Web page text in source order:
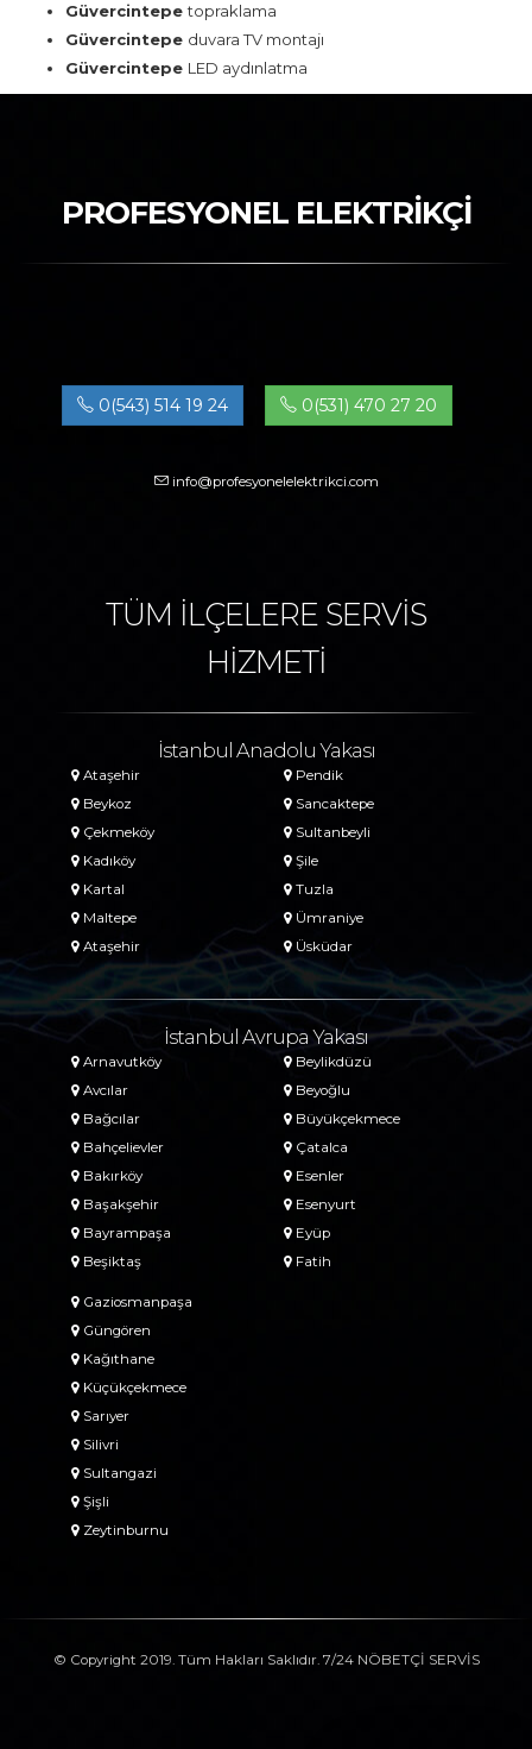
Güvercintepetopraklama
Güvercintepe duvara TV montajı
Güvercintepe LED aydınlatma
PROFESYONEL ELEKTRİKÇİ
0(543) 514 19 24 0(531) 470 27 20
info@profesyonelelektrikci.com
TÜM İLÇELERE SERVİS
HİZMETİ
İstanbul Anadolu Yakası
Ataşehir
Beykoz
Çekmeköy
Kadıköy
Kartal
Maltepe
Ataşehir
Pendik
Sancaktepe
Sultanbeyli
Şile
Tuzla
Ümraniye
Üsküdar
İstanbul Avrupa Yakası
Arnavutköy
Avcılar
Bağcılar
Bahçelievler
Bakırköy
Başakşehir
Bayrampaşa
Beşiktaş
Beylikdüzü
Beyoğlu
Büyükçekmece
Çatalca
Esenler
Esenyurt
Eyüp
Fatih
Gaziosmanpaşa
Güngören
Kağıthane
Küçükçekmece
Sarıyer
Silivri
Sultangazi
Şişli
Zeytinburnu
© Copyright 2019. Tüm Hakları Saklıdır. 7/24 NÖBETÇİ SERVİS